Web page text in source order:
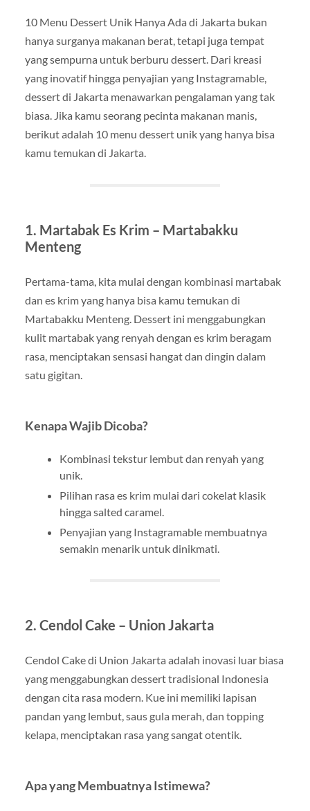
10 Menu Dessert Unik Hanya Ada di Jakarta bukan
hanya surganya makanan berat, tetapi juga tempat
yang sempurna untuk berburu dessert. Dari kreasi
yang inovatif hingga penyajian yang Instagramable,
dessert di Jakarta menawarkan pengalaman yang tak
biasa. Jika kamu seorang pecinta makanan manis,
berikut adalah 10 menu dessert unik yang hanya bisa
kamu temukan di Jakarta.
1. Martabak Es Krim – Martabakku
Menteng
Pertama-tama, kita mulai dengan kombinasi martabak
dan es krim yang hanya bisa kamu temukan di
Martabakku Menteng. Dessert ini menggabungkan
kulit martabak yang renyah dengan es krim beragam
rasa, menciptakan sensasi hangat dan dingin dalam
satu gigitan.
Kenapa Wajib Dicoba?
Kombinasi tekstur lembut dan renyah yang
unik.
Pilihan rasa es krim mulai dari cokelat klasik
hingga salted caramel.
Penyajian yang Instagramable membuatnya
semakin menarik untuk dinikmati.
2. Cendol Cake – Union Jakarta
Cendol Cake di Union Jakarta adalah inovasi luar biasa
yang menggabungkan dessert tradisional Indonesia
dengan cita rasa modern. Kue ini memiliki lapisan
pandan yang lembut, saus gula merah, dan topping
kelapa, menciptakan rasa yang sangat otentik.
Apa yang Membuatnya Istimewa?